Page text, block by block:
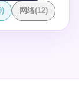
) 网络(12)